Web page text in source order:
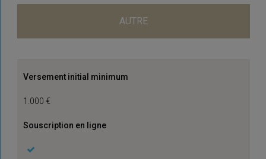
AUTRE
Versement initial minimum
1.000 €
Souscription en ligne